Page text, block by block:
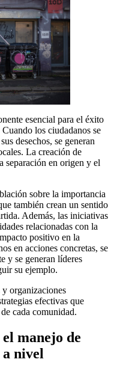
esencial para el éxito
los ciudadanos se
desechos, se generan
La creación de
separación en origen y el
sobre la importancia
también crean un sentido
Además, las iniciativas
relacionadas con la
positivo en la
en acciones concretas, se
y se generan líderes
su ejemplo.
organizaciones
efectivas que
cada comunidad.
manejo de
nivel